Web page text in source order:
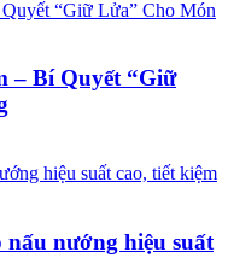
– Bí Quyết “Giữ
nướng hiệu suất